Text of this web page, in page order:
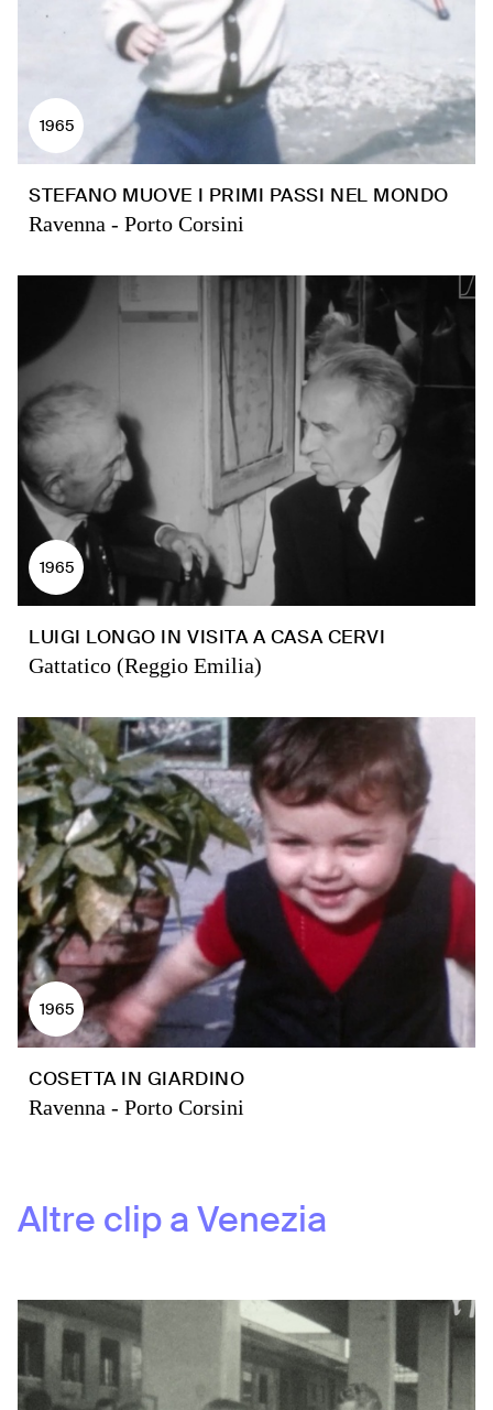
1965
STEFANO MUOVE I PRIMI PASSI NEL MONDO
Ravenna - Porto Corsini
1965
LUIGI LONGO IN VISITA A CASA CERVI
Gattatico (Reggio Emilia)
1965
COSETTA IN GIARDINO
Ravenna - Porto Corsini
Altre clip aVenezia